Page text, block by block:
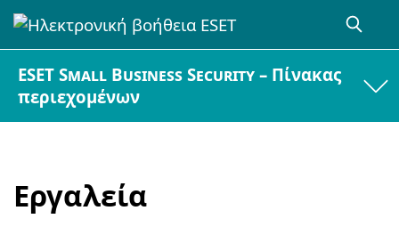
ESET Small Business Security – Πίνακας
περιεχομένων
Εργαλεία